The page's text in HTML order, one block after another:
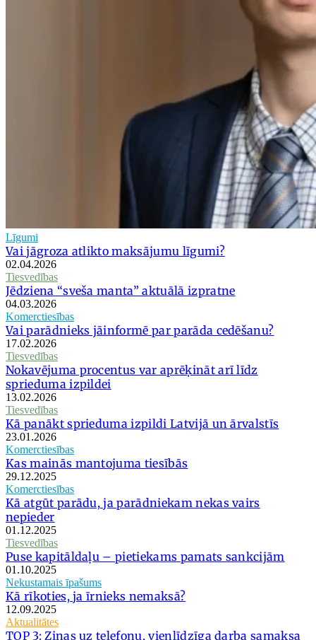
Līgumi
Vai jāgroza atlikto maksājumu līgumi?
02.04.2026
Tiesvedības
Jēdziena “sveša manta” aktuālā izpratne
04.03.2026
Komerctiesības
Vai parādnieks jāinformē par parāda cedēšanu?
17.02.2026
Tiesvedības
Nokavējuma procentus var aprēķināt arī līdz
sprieduma izpildei
13.02.2026
Tiesvedības
Kā panākt sprieduma izpildi Latvijā un ārvalstīs
23.01.2026
Komerctiesības
Kas mainās mantojuma tiesībās
29.12.2025
Komerctiesības
Kā atgūt parādu, ja parādniekam nekas vairs
nepieder
01.12.2025
Tiesvedības
Puse kapitāldaļu – pietiekams pamats sankcijām
01.10.2025
Nekustamais īpašums
Kā rīkoties, ja īrnieks nemaksā?
12.09.2025
Aktualitātes
TOP 3: Ziņas uz telefonu, vienlīdzīga darba samaksa